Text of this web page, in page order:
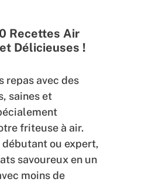
Recettes Air
Délicieuses !
repas avec des
saines et
friteuse à air.
débutant ou expert,
savoureux en un
moins de